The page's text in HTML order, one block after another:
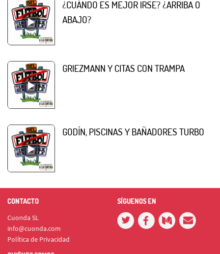
¿CUÁNDO ES MEJOR IRSE? ¿ARRIBA O
ABAJO?
GRIEZMANN Y CITAS CON TRAMPA
GODÍN, PISCINAS Y BAÑADORES TURBO
CONTACTO
Cuonda SL
info@cuonda.com
Política de Privacidad
SÍGUENOS EN